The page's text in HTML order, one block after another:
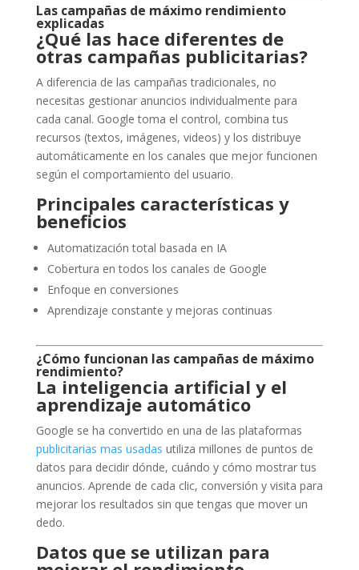
Las campañas de máximo rendimiento
explicadas
¿Qué las hace diferentes de
otras campañas publicitarias?
A diferencia de las campañas tradicionales, no
necesitas gestionar anuncios individualmente para
cada canal. Google toma el control, combina tus
recursos (textos, imágenes, videos) y los distribuye
automáticamente en los canales que mejor funcionen
según el comportamiento del usuario.
Principales características y
beneficios
Automatización total basada en IA
Cobertura en todos los canales de Google
Enfoque en conversiones
Aprendizaje constante y mejoras continuas
¿Cómo funcionan las campañas de máximo
rendimiento?
La inteligencia artificial y el
aprendizaje automático
Google se ha convertido en una de las plataformas
publicitarias mas usadas utiliza millones de puntos de
datos para decidir dónde, cuándo y cómo mostrar tus
anuncios. Aprende de cada clic, conversión y visita para
mejorar los resultados sin que tengas que mover un
dedo.
Datos que se utilizan para